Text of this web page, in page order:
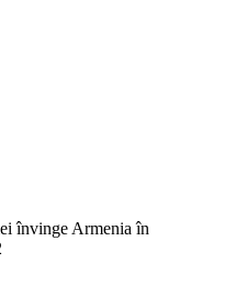
învinge Armenia în